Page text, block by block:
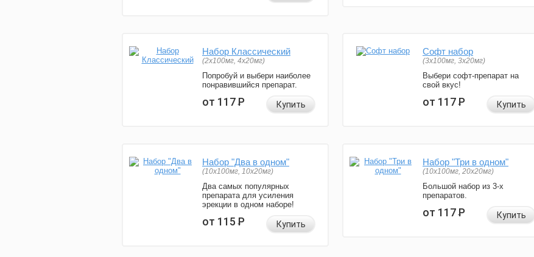
Набор Классический
(2x100мг, 4x20мг)
Попробуй и выбери наиболее
понравившийся препарат.
от 117Р Купить
Софт набор
(3x100мг, 3x20мг)
Выбери софт-препарат на
свой вкус!
от 117Р Купить
Набор "Два в одном"
(10x100мг, 10x20мг)
Два самых популярных
препарата для усиления
эрекции в одном наборе!
от 115Р Купить
Набор "Три в одном"
(10x100мг, 20x20мг)
Большой набор из 3-х
препаратов.
от 117Р Купить